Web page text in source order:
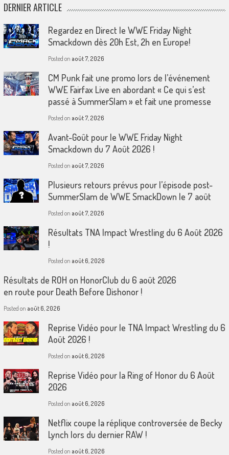
DERNIER ARTICLE
Regardez en Direct le WWE Friday Night
Smackdown dès 20h Est, 2h en Europe!
Posted on août 7, 2026
CM Punk fait une promo lors de l’événement
WWE Fairfax Live en abordant « Ce qui s’est
passé à SummerSlam » et fait une promesse
Posted on août 7, 2026
Avant-Goût pour le WWE Friday Night
Smackdown du 7 Août 2026 !
Posted on août 7, 2026
Plusieurs retours prévus pour l’épisode post-
SummerSlam de WWE SmackDown le 7 août
Posted on août 7, 2026
Résultats TNA Impact Wrestling du 6 Août 2026
!
Posted on août 6, 2026
Résultats de ROH on HonorClub du 6 août 2026
en route pour Death Before Dishonor !
Posted on août 6, 2026
Reprise Vidéo pour le TNA Impact Wrestling du 6
Août 2026 !
Posted on août 6, 2026
Reprise Vidéo pour la Ring of Honor du 6 Août
2026
Posted on août 6, 2026
Netflix coupe la réplique controversée de Becky
Lynch lors du dernier RAW !
Posted on août 6, 2026